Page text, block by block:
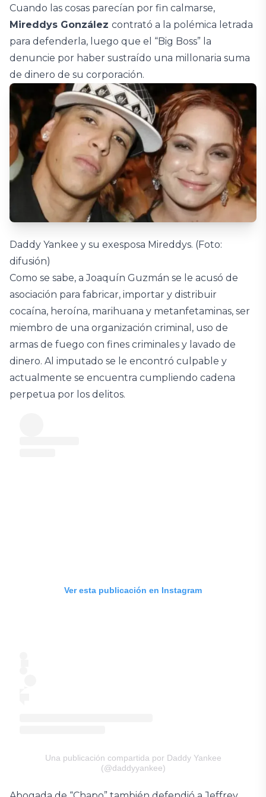
Cuando las cosas parecían por fin calmarse,
Mireddys González contrató a la polémica letrada
para defenderla, luego que el “Big Boss” la
denuncie por haber sustraído una millonaria suma
de dinero de su corporación.
Daddy Yankee y su exesposa Mireddys. (Foto:
difusión)
Como se sabe, a Joaquín Guzmán se le acusó de
asociación para fabricar, importar y distribuir
cocaína, heroína, marihuana y metanfetaminas, ser
miembro de una organización criminal, uso de
armas de fuego con fines criminales y lavado de
dinero. Al imputado se le encontró culpable y
actualmente se encuentra cumpliendo cadena
perpetua por los delitos.
Ver esta publicación en Instagram
Una publicación compartida por Daddy Yankee
(@daddyyankee)